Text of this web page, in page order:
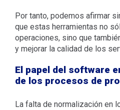
Por tanto, podemos afirmar
que estas herramientas no
operaciones, sino que
y mejorar la calidad de los
El papel del software
de los procesos de
La falta de normalización en